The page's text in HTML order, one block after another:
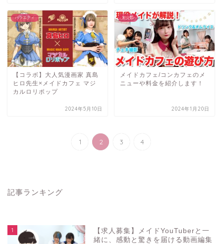
バラエティ
【コラボ】大人気漫画家 真島
ヒロ先生×メイドカフェ マジ
カルロリポップ
2024年5月10日
未分類
メイドカフェ/コンカフェのメ
ニューや料金を紹介します！
2024年1月20日
1 2 3 4
記事ランキング
1
【求人募集】メイドYouTuberと一
緒に、感動と驚きを届ける動画編集